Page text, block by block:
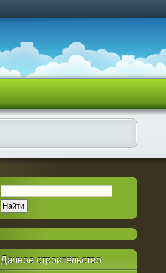
Дачноестроительство